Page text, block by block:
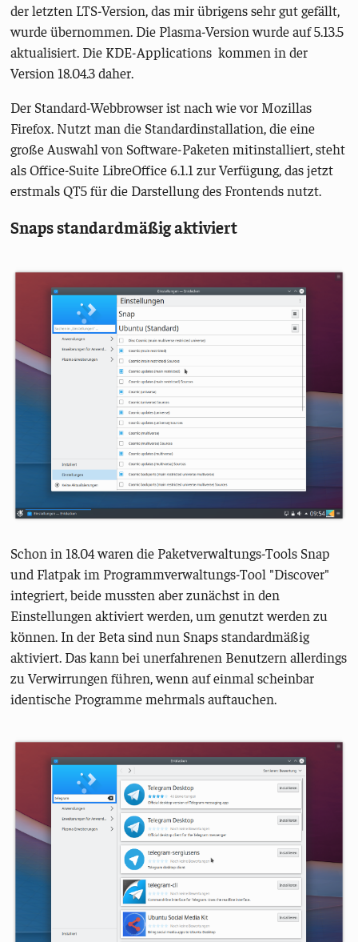
der letzten LTS-Version, das mir übrigens sehr gut gefällt,
wurde übernommen. Die Plasma-Version wurde auf 5.13.5
aktualisiert. Die KDE-Applications kommen in der
Version 18.04.3 daher.
Der Standard-Webbrowser ist nach wie vor Mozillas
Firefox. Nutzt man die Standardinstallation, die eine
große Auswahl von Software-Paketen mitinstalliert, steht
als Office-Suite LibreOffice 6.1.1 zur Verfügung, das jetzt
erstmals QT5 für die Darstellung des Frontends nutzt.
Snaps standardmäßig aktiviert
Schon in 18.04 waren die Paketverwaltungs-Tools Snap
und Flatpak im Programmverwaltungs-Tool "Discover"
integriert, beide mussten aber zunächst in den
Einstellungen aktiviert werden, um genutzt werden zu
können. In der Beta sind nun Snaps standardmäßig
aktiviert. Das kann bei unerfahrenen Benutzern allerdings
zu Verwirrungen führen, wenn auf einmal scheinbar
identische Programme mehrmals auftauchen.